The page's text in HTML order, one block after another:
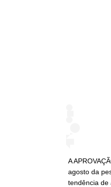
A
agosto da
tendência de